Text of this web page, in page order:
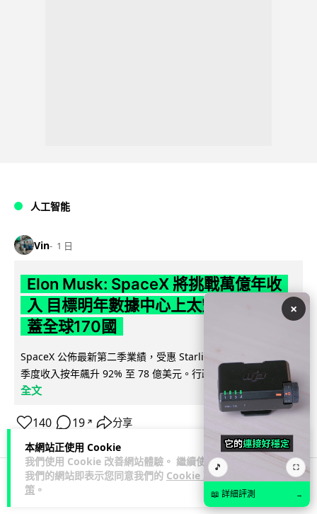
本網站正使用 Cookie
我們使用 Cookie 改善網站體驗。 繼續使用
我們的網站即表示您同意我們的 Cookie 政
策 。
人工智能
Vin 1 日
Elon Musk: SpaceX 將挑戰萬億年收
入 目標明年數據中心上太空 Starlink 覆
蓋全球170國
SpaceX 公佈最新第二季業績，受惠 Starlink 與 AI 業務帶動，
季度收入按年飆升 92% 至 78 億美元。行政總裁 Elon...
閱讀
全文
140 19 ↗ 分享
商業科技
×
🎵 ⛶
📖 詳細評測 →